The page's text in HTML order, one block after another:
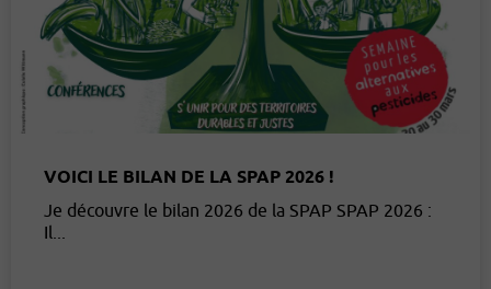
VOICI LE BILAN DE LA SPAP 2026 !
Je découvre le bilan 2026 de la SPAP SPAP 2026 :
Il...